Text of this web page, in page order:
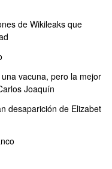
de Wikileaks que
vacuna, pero la mejor
Joaquín
desaparición de Elizabet